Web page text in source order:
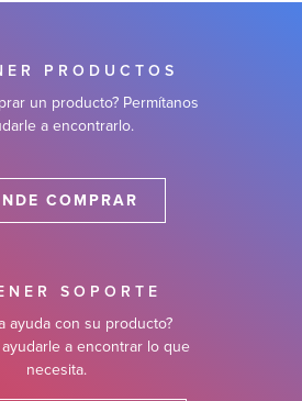
PRODUCTOS
un producto? Permítanos
a encontrarlo.
COMPRAR
SOPORTE
ayuda con su producto?
a encontrar lo que
necesita.